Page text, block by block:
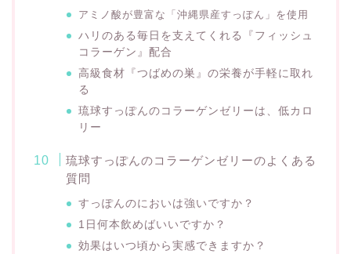
アミノ酸が豊富な「沖縄県産すっぽん」を使用
ハリのある毎日を支えてくれる『フィッシュ
コラーゲン』配合
高級食材『つばめの巣』の栄養が手軽に取れ
る
琉球すっぽんのコラーゲンゼリーは、低カロ
リー
琉球すっぽんのコラーゲンゼリーのよくある
質問
すっぽんのにおいは強いですか？
1日何本飲めばいいですか？
効果はいつ頃から実感できますか？